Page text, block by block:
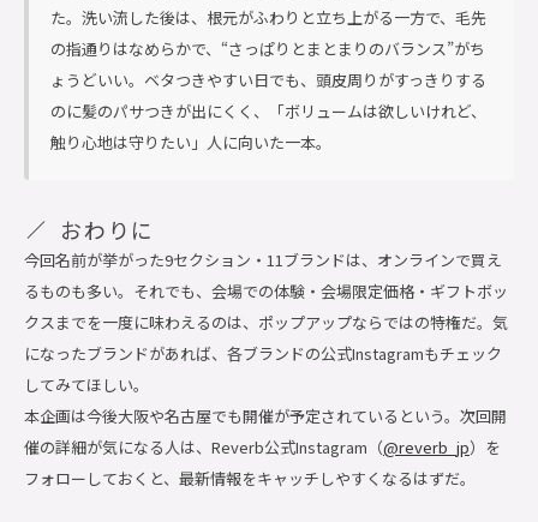
た。洗い流した後は、根元がふわりと立ち上がる一方で、毛先
の指通りはなめらかで、“さっぱりとまとまりのバランス”がち
ょうどいい。ベタつきやすい日でも、頭皮周りがすっきりする
のに髪のパサつきが出にくく、「ボリュームは欲しいけれど、
触り心地は守りたい」人に向いた一本。
おわりに
今回名前が挙がった9セクション・11ブランドは、オンラインで買え
るものも多い。それでも、会場での体験・会場限定価格・ギフトボッ
クスまでを一度に味わえるのは、ポップアップならではの特権だ。気
になったブランドがあれば、各ブランドの公式Instagramもチェック
してみてほしい。
本企画は今後大阪や名古屋でも開催が予定されているという。次回開
催の詳細が気になる人は、Reverb公式Instagram（@reverb_jp）を
フォローしておくと、最新情報をキャッチしやすくなるはずだ。